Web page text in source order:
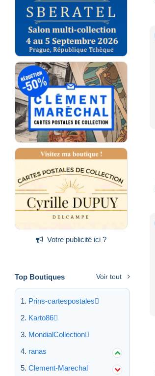
Votre publicité ici ?
Top Boutiques Voir tout
Prins-cartespostales
Karto86
MondialCollection
ranas
Clement-Marechal